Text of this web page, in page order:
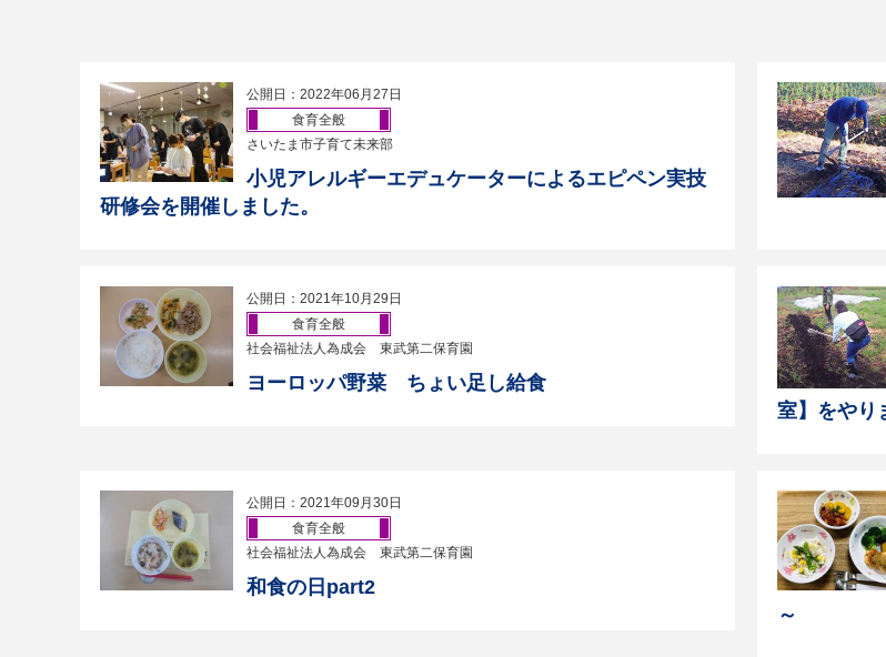
公開日：2022年06月27日
食育全般
さいたま市子育て未来部
小児アレルギーエデュケーターによるエピペン実技
研修会を開催しました。
公開日：2021年10月29日
食育全般
社会福祉法人為成会 東武第二保育園
ヨーロッパ野菜 ちょい足し給食
室】をやり
公開日：2021年09月30日
食育全般
社会福祉法人為成会 東武第二保育園
和食の日part2
～